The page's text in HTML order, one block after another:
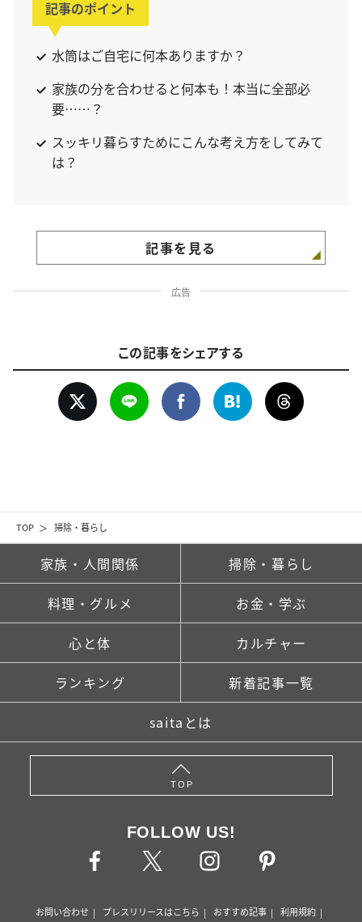
TOP 掃除・暮らし
記事のポイント
水筒はご自宅に何本ありますか？
家族の分を合わせると何本も！本当に全部必
要……？
スッキリ暮らすためにこんな考え方をしてみて
は？
記事を見る
広告
この記事をシェアする
家族・人間関係 掃除・暮らし
料理・グルメ お金・学ぶ
心と体 カルチャー
ランキング 新着記事一覧
saitaとは
TOP
FOLLOW US!
お問い合わせ プレスリリースはこちら おすすめ記事 利用規約